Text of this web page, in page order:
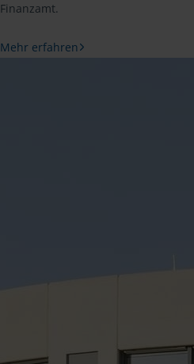
Finanzamt.
Mehr erfahren